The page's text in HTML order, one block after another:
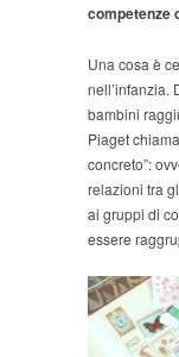
competenze
Una cosa è
nell’infanzia.
bambini
Piaget
concreto”:
relazioni tra
ai gruppi di
essere